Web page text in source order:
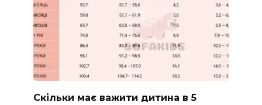
Скільки має важити дитина в 5